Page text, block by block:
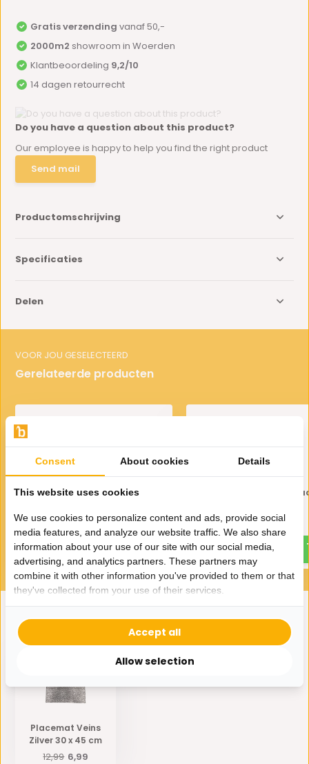
Gratis verzending vanaf 50,-
2000m2 showroom in Woerden
Klantbeoordeling 9,2/10
14 dagen retourrecht
Do you have a question about this product?
Our employee is happy to help you find the right product
Send mail
Productomschrijving
Specificaties
Delen
VOOR JOU GESELECTEERD
Gerelateerde producten
Placemat Autumn Zilver 30 x
6,99
Placemat Autumn
12,99 6,99
Eerder bekeken door jou
Placemat Veins
Zilver 30 x 45 cm
12,99 6,99
Consent About cookies Details
This website uses cookies
We use cookies to personalize content and ads, provide social
media features, and analyze our website traffic. We also share
information about your use of our site with our social media,
advertising, and analytics partners. These partners may
combine it with other information you've provided to them or that
they've collected from your use of their services.
Allow selection
Accept all